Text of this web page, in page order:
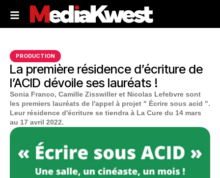
PRODUCTION
La première résidence d’écriture de
l’ACID dévoile ses lauréats !
Sonia Franco, Camille Zisswiller et Nicolas Lefebvre sont
les premiers lauréats de l'appel à projet " Écrire sous acid ".
Leur résidence d'écriture se tiendra à La Cure du 14 mars
au 17 avril 2022.